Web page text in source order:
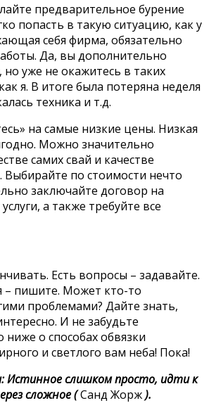
предварительное бурение
попасть в такую ситуацию, как у
себя фирма, обязательно
Да, вы дополнительно
но уже не окажитесь в таких
я. В итоге была потеряна неделя
техника и т.д.
на самые низкие цены. Низкая
Можно значительно
самих свай и качестве
по стоимости нечто
заключайте договор на
а также требуйте все
Есть вопросы – задавайте.
– пишите. Может кто-то
проблемами? Дайте знать,
И не забудьте
о способах обвязки
и светлого вам неба! Пока!
слишком просто, идти к
сложное (Санд Жорж).